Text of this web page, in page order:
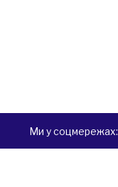
Ми у соцмережах: